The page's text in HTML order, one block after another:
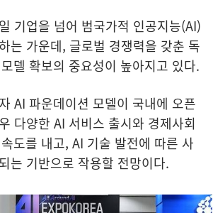
기업을 넘어 범국가적 인공지능(AI)
는 가운데, 글로벌 경쟁력을 갖춘 독
델 확보의 중요성이 높아지고 있다.
AI 파운데이션 모델이 국내에 오픈
다양한 AI 서비스 출시와 경제사회
도를 내고, AI 기술 발전에 따른 사
는 기반으로 작용할 전망이다.